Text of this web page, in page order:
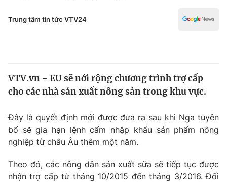
Tin tức
Thế giới đó đây
Câu chuyện quốc tế
Kinh tế
Thị trường
Dữ liệu và đời sống
Y tế
Trung tâm tin tức VTV24
VTV.vn - EU sẽ nới rộng chương trình trợ cấp
cho các nhà sản xuất nông sản trong khu vực.
Đây là quyết định mới được đưa ra sau khi Nga tuyên
bố sẽ gia hạn lệnh cấm nhập khẩu sản phẩm nông
nghiệp từ châu Âu thêm một năm.
Theo đó, các nông dân sản xuất sữa sẽ tiếp tục được
nhận trợ cấp từ tháng 10/2015 đến tháng 3/2016. Đối